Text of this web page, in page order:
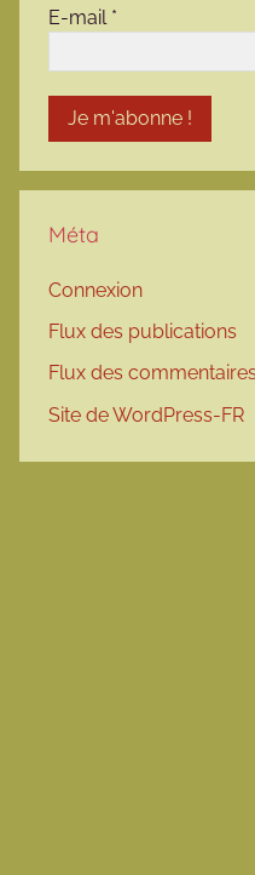
E-mail *
Méta
Connexion
Flux des publications
Flux des commentaires
Site de WordPress-FR